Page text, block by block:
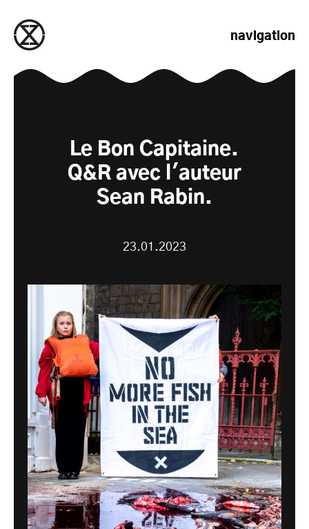
navigation
Le Bon Capitaine.
Q&R avec l'auteur
Sean Rabin.
23.01.2023